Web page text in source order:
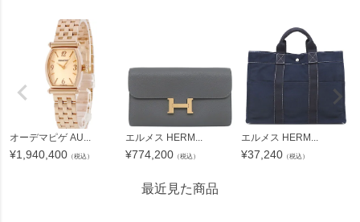
オーデマピゲ AU...
¥1,940,400 （税込）
エルメス HERM...
¥774,200 （税込）
エルメス HERM...
¥37,240 （税込）
最近見た商品